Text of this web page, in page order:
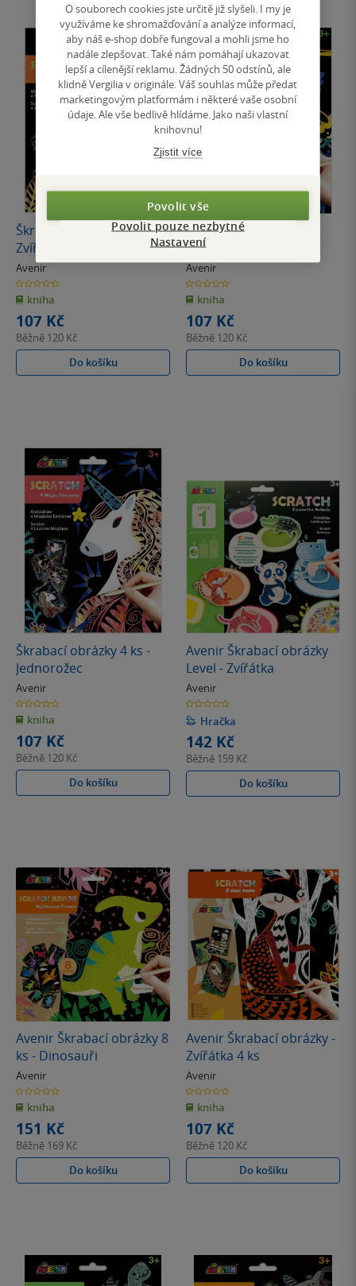
Škrabací obrázky 4 ks -
Zvířátka
Avenir
0.0
z
5
hvězdiček
kniha
107 Kč
Běžně 120 Kč
Do košíku
Škrabací obrázky 4 ks -
Ptáci
Avenir
0.0
z
5
hvězdiček
kniha
107 Kč
Běžně 120 Kč
Do košíku
Škrabací obrázky 4 ks -
Jednorožec
Avenir
0.0
z
5
hvězdiček
kniha
107 Kč
Běžně 120 Kč
Do košíku
Avenir Škrabací obrázky
Level - Zvířátka
Avenir
0.0
z
5
hvězdiček
Hračka
142 Kč
Běžně 159 Kč
Do košíku
Avenir Škrabací obrázky 8
ks - Dinosauři
Avenir
0.0
z
5
hvězdiček
kniha
151 Kč
Běžně 169 Kč
Do košíku
Avenir Škrabací obrázky -
Zvířátka 4 ks
Avenir
0.0
z
5
hvězdiček
kniha
107 Kč
Běžně 120 Kč
Do košíku
O souborech cookies jste určitě již slyšeli. I my je
využíváme ke shromažďování a analýze informací,
aby náš e-shop dobře fungoval a mohli jsme ho
nadále zlepšovat. Také nám pomáhají ukazovat
lepší a cílenější reklamu. Žádných 50 odstínů, ale
klidně Vergilia v originále. Váš souhlas může předat
marketingovým platformám i některé vaše osobní
údaje. Ale vše bedlivě hlídáme. Jako naši vlastní
knihovnu!
Zjistit více
Povolit vše
Povolit pouze nezbytné
Nastavení